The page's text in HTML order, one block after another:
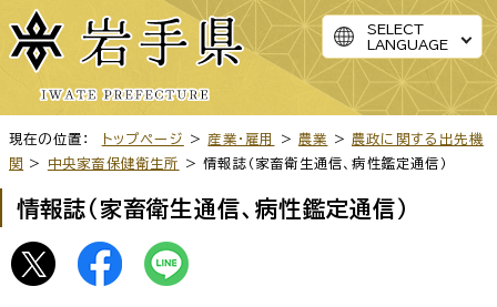
SELECT
LANGUAGE
現在の位置： トップページ > 産業・雇用 > 農業 > 農政に関する出先機
関
> 中央家畜保健衛生所 > 情報誌（家畜衛生通信、病性鑑定通信）
情報誌（家畜衛生通信、病性鑑定通信）